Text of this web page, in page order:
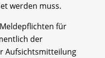
werden muss.
für
der
Aufsichtsmitteilung